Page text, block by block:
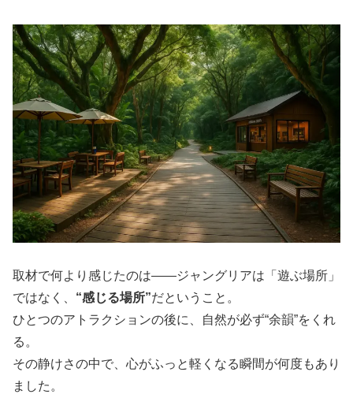
取材で何より感じたのは――ジャングリアは「遊ぶ場所」
ではなく、 “感じる場所”だということ。
ひとつのアトラクションの後に、自然が必ず“余韻”をくれ
る。
その静けさの中で、心がふっと軽くなる瞬間が何度もあり
ました。